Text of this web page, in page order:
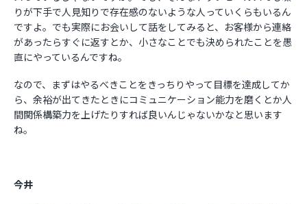
りが下手で人見知りで存在感のないような人っていくらもいるん
ですよ。でも実際にお会いして話をしてみると、お客様から連絡
があったらすぐに返すとか、小さなことでも決められたことを愚
直にやっているんですね。
なので、まずはやるべきことをきっちりやって目標を達成してか
ら、余裕が出てきたときにコミュニケーション能力を磨くとか人
間関係構築力を上げたりすれば良いんじゃないかなと思います
ね。
今井